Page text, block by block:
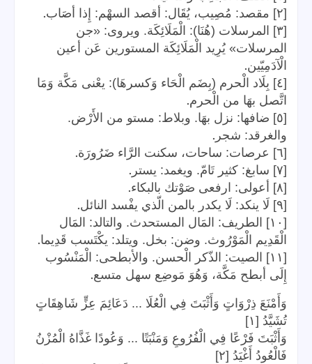
[٢] مقصد: مُصِيب، يُقَال: أقصد السهْم: إِذا أصَاب .
[٣] المرسلات (هُنَا): الْمَلَائِكَة. ويروى: «جن
المرسلات» يُرِيد الْمَلَائِكَة المستورين عَن أعين
الْآدَمِيّين.
[٤] بِلَاد الْحرم (بِضَم الْحَاء وَكسرهَا): يعْنى مَكَّة وَمَا
اتَّصل بهَا من الْحرم.
[٥] ضافها: نزل بهَا. وبلاط: مستو من الأَرْض.
والغرقد: شجر .
[٦] عرصات: ساحات، سكنت الرَّاء ضَرُورَة .
[٧] سابغ: كثير تَامّ. ويغمد: يستر .
[٨] أعولى: ارفعى صَوْتك بالبكاء .
[٩] لَا ينكد: لَا يكدر بالمن الّذي يفْسد النائل .
[١٠] الطريف: المَال المستحدث. والتالد: المَال
الْقَدِيم الْمَوْرُوث. وضن: بخل. ويتلد: يكْتَسب قَدِيما.
[١١] الصيت: الذّكر الْحسن. والأبطحى: الْمَنْسُوب
إِلَى أبطح مَكَّة، وَهُوَ مَوضِع سهل متسع.
وَأَمْنَعَ ذِرْوَاتٍ وَأَثْبَتَ فِي الْعُلَا ... دَعَائِمَ عِزٍّ شَاهِقَاتٍ
تُشَيَّدُ [١]
وَأَثْبَتَ فَرْعًا فِي الْفُرُوعِ وَمَنْبَتًا ... وَعُودًا غَذَّاهُ الْمُزْنُ
فَالْعُودُ أَغْيَدُ [٢]